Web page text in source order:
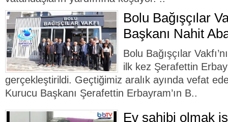
Bolu Bağışçılar
Başkanı Nahit
Bolu Bağışçılar
ilk kez Şerafettin
gerçekleştirildi. Geçtiğimiz aralık ayında vefat
Kurucu Başkanı Şerafettin Erbayram’ın B..
Ev sahibi olmak